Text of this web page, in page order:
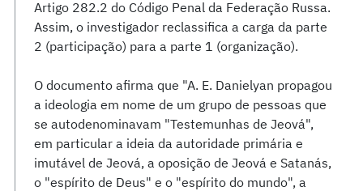
Artigo 282.2 do Código Penal da Federação Russa.
Assim, o investigador reclassifica a carga da parte
2 (participação) para a parte 1 (organização).
O documento afirma que "A. E. Danielyan propagou
a ideologia em nome de um grupo de pessoas que
se autodenominavam "Testemunhas de Jeová",
em particular a ideia da autoridade primária e
imutável de Jeová, a oposição de Jeová e Satanás,
o "espírito de Deus" e o "espírito do mundo", a